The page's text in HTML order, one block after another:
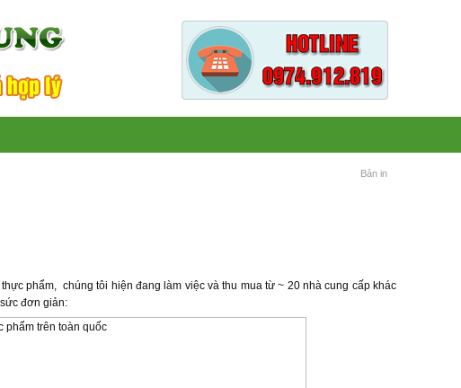
Bản in
phẩm, chúng tôi hiện đang làm việc và thu mua từ ~ 20 nhà cung cấp khác
đơn giản: